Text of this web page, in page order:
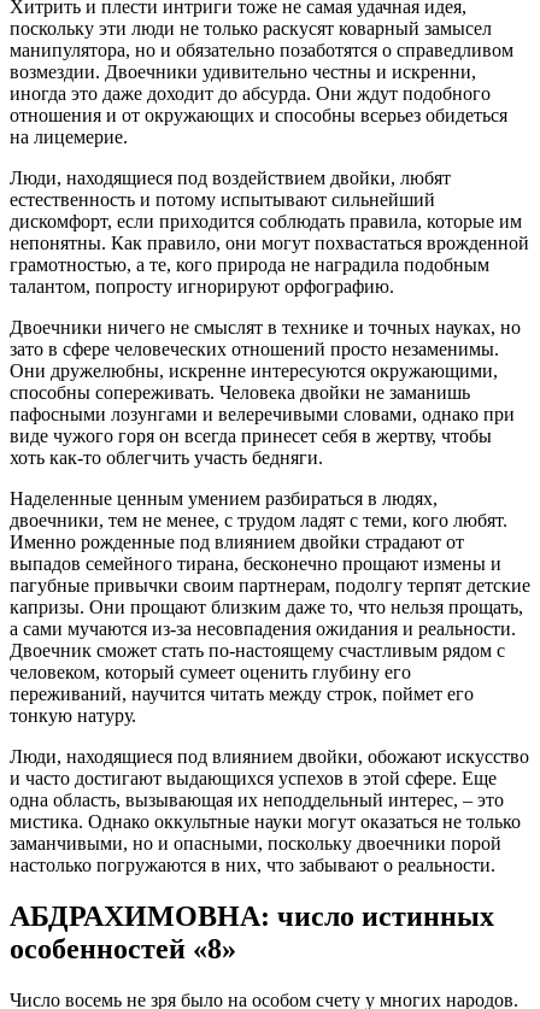
Хитрить и плести интриги тоже не самая удачная идея,
поскольку эти люди не только раскусят коварный замысел
манипулятора, но и обязательно позаботятся о справедливом
возмездии. Двоечники удивительно честны и искренни,
иногда это даже доходит до абсурда. Они ждут подобного
отношения и от окружающих и способны всерьез обидеться
на лицемерие.
Люди, находящиеся под воздействием двойки, любят
естественность и потому испытывают сильнейший
дискомфорт, если приходится соблюдать правила, которые им
непонятны. Как правило, они могут похвастаться врожденной
грамотностью, а те, кого природа не наградила подобным
талантом, попросту игнорируют орфографию.
Двоечники ничего не смыслят в технике и точных науках, но
зато в сфере человеческих отношений просто незаменимы.
Они дружелюбны, искренне интересуются окружающими,
способны сопереживать. Человека двойки не заманишь
пафосными лозунгами и велеречивыми словами, однако при
виде чужого горя он всегда принесет себя в жертву, чтобы
хоть как-то облегчить участь бедняги.
Наделенные ценным умением разбираться в людях,
двоечники, тем не менее, с трудом ладят с теми, кого любят.
Именно рожденные под влиянием двойки страдают от
выпадов семейного тирана, бесконечно прощают измены и
пагубные привычки своим партнерам, подолгу терпят детские
капризы. Они прощают близким даже то, что нельзя прощать,
а сами мучаются из-за несовпадения ожидания и реальности.
Двоечник сможет стать по-настоящему счастливым рядом с
человеком, который сумеет оценить глубину его
переживаний, научится читать между строк, поймет его
тонкую натуру.
Люди, находящиеся под влиянием двойки, обожают искусство
и часто достигают выдающихся успехов в этой сфере. Еще
одна область, вызывающая их неподдельный интерес, – это
мистика. Однако оккультные науки могут оказаться не только
заманчивыми, но и опасными, поскольку двоечники порой
настолько погружаются в них, что забывают о реальности.
АБДРАХИМОВНА: число истинных
особенностей «8»
Число восемь не зря было на особом счету у многих народов.